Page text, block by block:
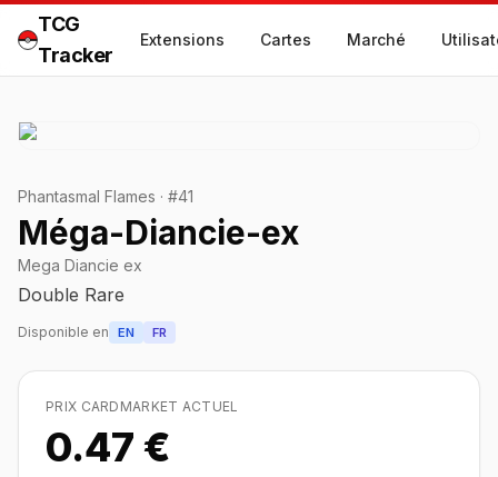
TCG
Tracker
Extensions Cartes Marché
Phantasmal Flames · #41
Méga-Diancie-ex
Mega Diancie ex
Double Rare
Disponible en EN FR
PRIX CARDMARKET ACTUEL
0.47 €